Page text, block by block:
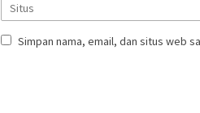
Simpan nama, email, dan situs web